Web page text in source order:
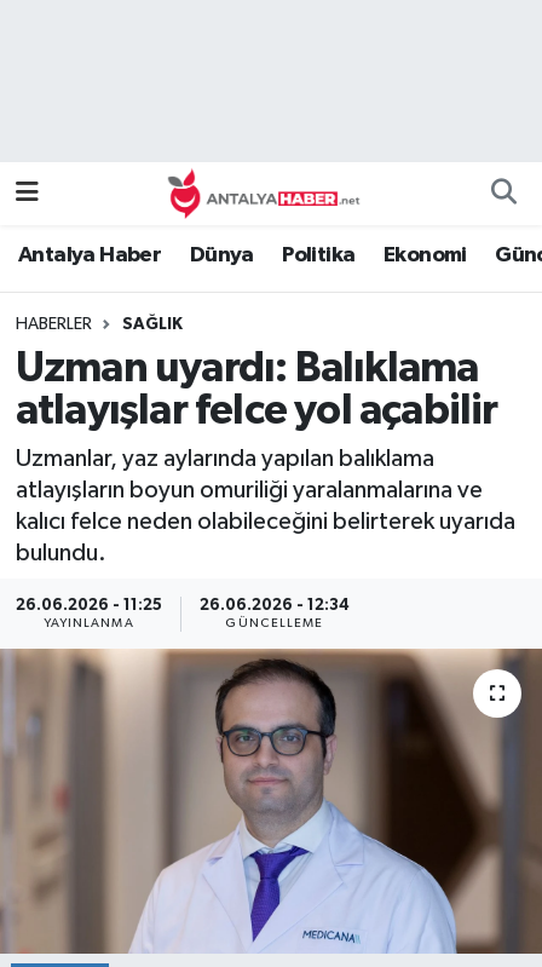
Antalya Haber Dünya Politika Ekonomi
HABERLER SAĞLIK
Uzman uyardı: Balıklama
atlayışlar felce yol açabilir
Uzmanlar, yaz aylarında yapılan balıklama
atlayışların boyun omuriliği yaralanmalarına ve
kalıcı felce neden olabileceğini belirterek uyarıda
bulundu.
26.06.2026 - 11:25
YAYINLANMA
26.06.2026 - 12:34
GÜNCELLEME
Genel
Güncel
Güvenlik
Magazin
Turizm
Namaz Vakitleri
Tüm Manşetler
Son Dakika Haberleri
Haber Arşivi